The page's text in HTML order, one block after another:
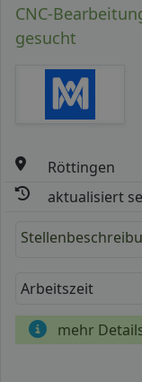
CNC-
gesucht
Röttingen
aktualisiert
Arbeitszeit
mehr